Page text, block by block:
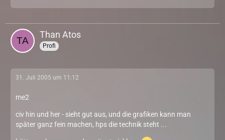
Than Atos
Profi
31. Juli 2005 um 11:12
me2
civ hin und her - sieht gut aus, und die grafiken kann man
später ganz fein machen, hps die technik steht ...